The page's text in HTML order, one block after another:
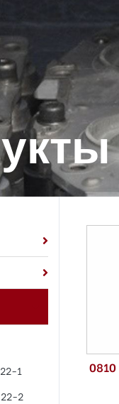
1
22-2
0810